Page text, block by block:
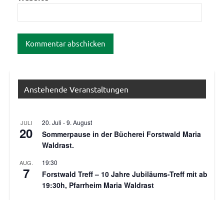
Anstehende Veranstaltungen
JULI
20
20. Juli -9. August
Sommerpause in der Bücherei Forstwald Maria
Waldrast.
AUG.
7
19:30
Forstwald Treff – 10 Jahre Jubiläums-Treff mit ab
19:30h, Pfarrheim Maria Waldrast